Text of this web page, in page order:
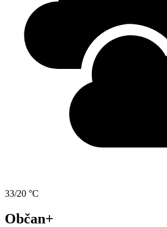
33/20 °C
Občan+